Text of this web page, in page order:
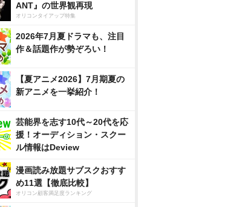
ANT』の世界観再現
オリコンタイアップ特集
2026年7月夏ドラマも、注目
作＆話題作が勢ぞろい！
【夏アニメ2026】7月期夏の
新アニメを一挙紹介！
芸能界を志す10代～20代を応
援！オーディション・スクー
ル情報はDeview
漫画読み放題サブスクおすす
め11選【徹底比較】
オリコン顧客満足度ランキング